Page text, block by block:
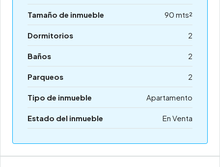
Tamaño de inmueble 90 mts²
Dormitorios 2
Baños 2
Parqueos 2
Tipo de inmueble Apartamento
Estado del inmueble En Venta